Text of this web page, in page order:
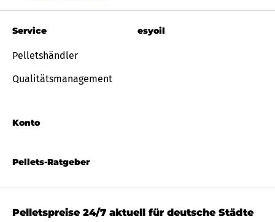
Pellets-Ratgeber
Service
Pelletshändler
Qualitätsmanagement
Konto
esyoil
Pelletspreise 24/7 aktuell für deutsche Städte